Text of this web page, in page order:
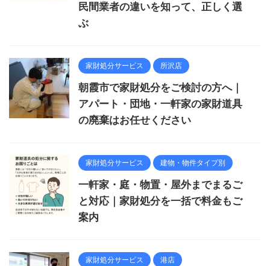
民間業者の違いを知って、正しく選
ぶ
家財処分サービス 所沢店
朝霞市で家財処分をご検討の方へ｜
アパート・団地・一軒家の家財道具
の廃棄はお任せください
家財処分サービス 建物・物件タイプ別
一軒家・庭・物置・屋外までまるご
と対応｜家財処分を一括で料金もご
案内
家財処分サービス 港店